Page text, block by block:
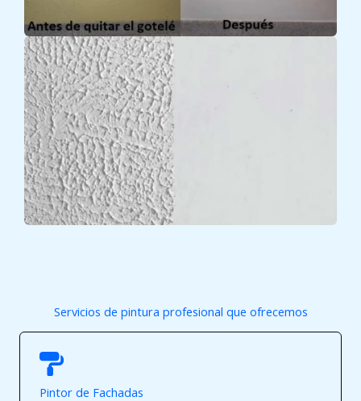
Servicios de pintura profesional que ofrecemos
Pintor de Fachadas